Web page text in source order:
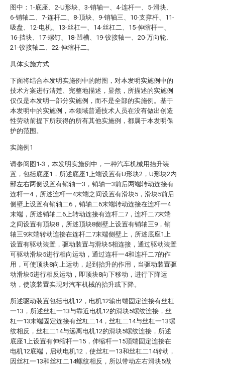
图中：1-底座、2-U形块、3-销轴一、4-连杆一、5-滑块、
6-销轴二、7-连杆二、8-顶块、9-销轴三、10-支撑杆、11-
吸盘、12-电机、13-丝杠一、14-丝杠二、15-伸缩杆一、
16-挡块、17-螺钉、18-凹槽、19-铰接轴一、20-万向轮、
21-铰接轴二、22-伸缩杆二。
具体实施方式
下面将结合本发明实施例中的附图，对本发明实施例中的
技术方案进行清楚、完整地描述，显然，所描述的实施例
仅仅是本发明一部分实施例，而不是全部的实施例。基于
本发明中的实施例，本领域普通技术人员在没有做出创造
性劳动前提下所获得的所有其他实施例，都属于本发明保
护的范围。
实施例1
请参阅图1-3，本发明实施例中，一种汽车机械用抬升装
置，包括底座1，所述底座1上端设置有U形块2，U形块2内
部左右两侧设置有销轴一3，销轴一3前后两端转动连接有
连杆一4，所述连杆一4末端之间设置有滑块5，滑块5前后
侧壁上设置有销轴二6，销轴二6末端转动连接在连杆一4
末端，所述销轴二6上转动连接有连杆二7，连杆二7末端
之间设置有顶块8，所述顶块8侧壁上设置有销轴三9，销
轴三9末端转动连接在连杆二7末端侧壁上，所述底座1上
设置有驱动装置，驱动装置与滑块5相连接，通过驱动装置
可驱动滑块5进行相向运动，通过连杆一4和连杆二7的作
用，可使顶块8向上运动，起到抬升的作用，当驱动装置驱
动滑块5进行相反运动，即顶块8向下移动，进行下降运
动，使该装置实现对汽车机械的抬升或下降。
所述驱动装置包括电机12，电机12输出端固定连接有丝杠
一13，所述丝杠一13与靠近电机12的滑块5螺纹连接，丝
杠一13末端固定连接有丝杠二14，丝杠二14与丝杠一13螺
纹相反，丝杠二14与远离电机12的滑块5螺纹连接，所述
底座1上设置有伸缩杆一15，伸缩杆一15顶端固定连接在
电机12底端，启动电机12，使丝杠一13和丝杠二14转动，
因丝杠一13和丝杠二14螺纹相反，所以带动左右滑块5做